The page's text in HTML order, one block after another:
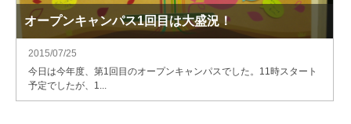
オープンキャンパス1回目は大盛況！
2015/07/25
今日は今年度、第1回目のオープンキャンパスでした。11時スタート
予定でしたが、1...